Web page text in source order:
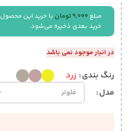
مبلغ 9,000 تومان با خرید این
خرید بعدی ذخیره می‌شود.
در انبار موجود نمی باشد
رنگ بندی زرد
مدل